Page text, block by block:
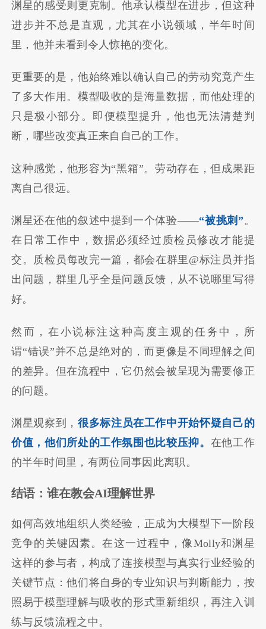
渊星的感受则更克制。他承认模型在进步，但这种
进步并不总是直观，尤其在小说领域，半年时间
里，他并未看到令人惊艳的变化。
更重要的是，他始终难以确认自己的劳动究竟产生
了多大作用。模型吸收的是海量数据，而他处理的
只是极小部分。即便模型提升，他也无法清楚判
断，哪些改变真正来自自己的工作。
这种感觉，他形容为“黑箱”。劳动存在，但成果距
离自己很远。
渊星还在他的叙述中提到一个体验——“被挑刺”。
在日常工作中，数据必须经过质检员修改才能提
交。质检员每改完一篇，都会在群里@标注员并指
出问题，群里几乎全是问题反馈，从不说哪里写得
好。
然而，在小说标注这种高度主观的任务中，所
谓“错误”并不总是绝对的，而更像是不同理解之间
的差异。但在流程中，它仍然会被呈现为需要修正
的问题。
渊星观察到， 很多标注员在工作中开始怀疑自己的
价值，他们所处的工作氛围也比较压抑。 在他工作
的半年时间里，有两位同事因此离职。
结语：谁在教会AI理解世界
如何高效地组织人类经验，正成为大模型下一阶段
竞争的关键因素。在这一过程中，像Molly和渊星
这样的参与者，构成了连接模型与真实行业经验的
关键节点：他们将自身的专业知识与判断能力，按
照易于模型理解与吸收的形式重新组织，再注入训
练与反馈流程之中。